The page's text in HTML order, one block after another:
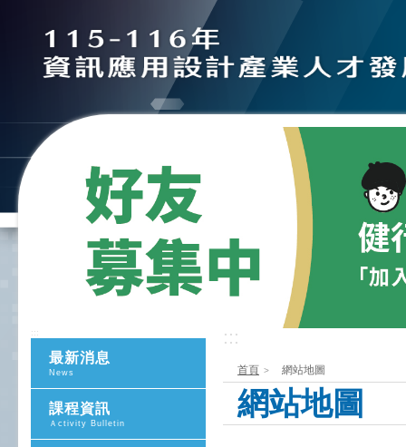
:::
最新消息
News
課程資訊
Ａctivity Bulletin
:::
首頁 網站地圖
網站地圖